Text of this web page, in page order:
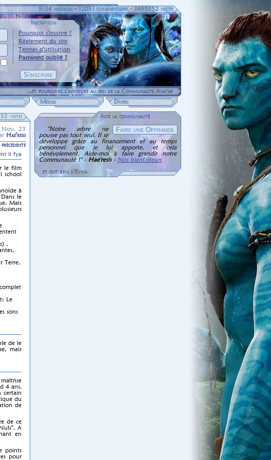
9134 messages -12051 commentaires -1455352 visites
Inscription
Pourquoi s'inscrire ?
Règlement du site
Termes d'utilisation
Password oublié ?
...et poursuivez l'aventure au sein de la Communauté Avatar
Médias
Divers
Aide la communauté
"Notre arbre ne
pousse pas tout seul. Il se
développe grâce au financement et au temps
personnel que je lui apporte, et cela
bénévolement. Aide-moi à faire grandir notre
Communauté !" - Hae'resis- Nos bienfaiteurs
et soit béni d'Eywa
visites
23
Hae'resis
précédente
le film
school
à
le
Mais
,
Terre,
Le
sons
de le
mais
4 ans,
certain
du
de
de ce
A
en
points
pour